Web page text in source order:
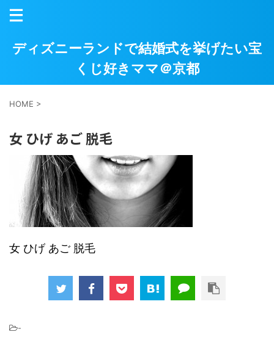
ディズニーランドで結婚式を挙げたい宝
くじ好きママ＠京都
HOME >
女 ひげ あご 脱毛
女 ひげ あご 脱毛
-